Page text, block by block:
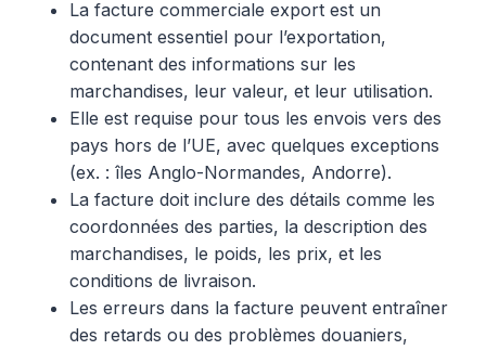
La facture commerciale export est un
document essentiel pour l’exportation,
contenant des informations sur les
marchandises, leur valeur, et leur utilisation.
Elle est requise pour tous les envois vers des
pays hors de l’UE, avec quelques exceptions
(ex. : îles Anglo-Normandes, Andorre).
La facture doit inclure des détails comme les
coordonnées des parties, la description des
marchandises, le poids, les prix, et les
conditions de livraison.
Les erreurs dans la facture peuvent entraîner
des retards ou des problèmes douaniers,